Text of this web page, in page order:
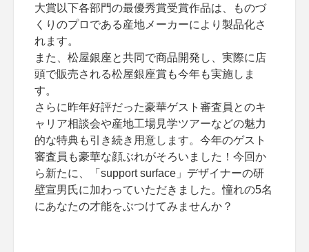
大賞以下各部門の最優秀賞受賞作品は、ものづ
くりのプロである産地メーカーにより製品化さ
れます。
また、松屋銀座と共同で商品開発し、実際に店
頭で販売される松屋銀座賞も今年も実施しま
す。
さらに昨年好評だった豪華ゲスト審査員とのキ
ャリア相談会や産地工場見学ツアーなどの魅力
的な特典も引き続き用意します。今年のゲスト
審査員も豪華な顔ぶれがそろいました！今回か
ら新たに、「support surface」デザイナーの研
壁宣男氏に加わっていただきました。憧れの5名
にあなたの才能をぶつけてみませんか？